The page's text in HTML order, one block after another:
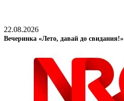
22.08.2026
Вечеринка «Лето, давай до свидания!»